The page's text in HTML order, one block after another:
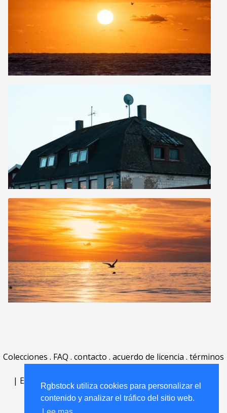
Rgbstock utiliza cookies para personalizar el
contenido y analizar el tráfico del sitio web.
Colecciones . FAQ . contacto . acuerdo de licencia . términos
| English | Deutsch| Español Português
Nederlands|